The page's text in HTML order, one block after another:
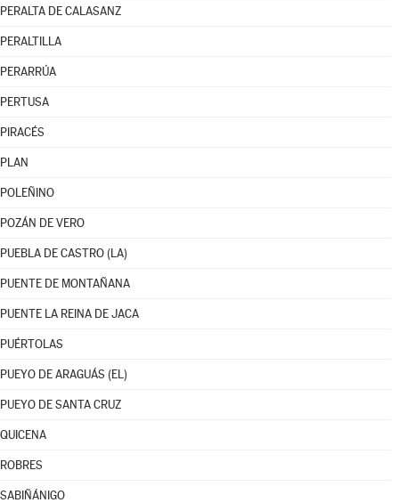
PERALTA DE CALASANZ
PERALTILLA
PERARRÚA
PERTUSA
PIRACÉS
PLAN
POLEÑINO
POZÁN DE VERO
PUEBLA DE CASTRO (LA)
PUENTE DE MONTAÑANA
PUENTE LA REINA DE JACA
PUÉRTOLAS
PUEYO DE ARAGUÁS (EL)
PUEYO DE SANTA CRUZ
QUICENA
ROBRES
SABIÑÁNIGO